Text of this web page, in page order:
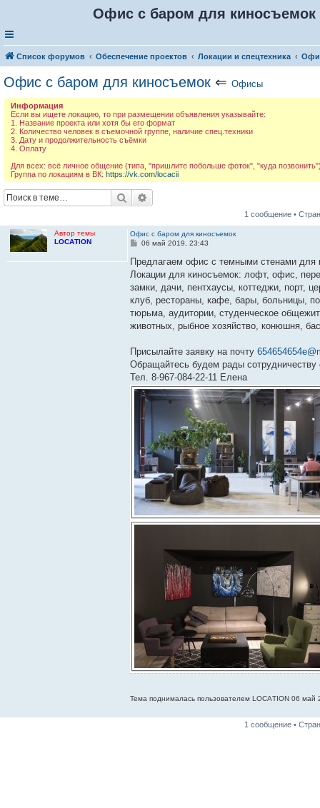
Офис с баром для киносъемок
Список форумов Обеспечение проектов Локации и спецтехника
Офис с баром для киносъемок ⇐ Офисы
Информация
Если вы ищете локацию, то при размещении объявления указывайте:
1. Название проекта или хотя бы его формат
2. Количество человек в съемочной группе, наличие спец.техники
3. Дату и продолжительность съёмки
4. Оплату
Для всех: всё личное общение (типа, "пришлите побольше фоток", "куда
Группа по локациям в ВК: https://vk.com/locacii
Поиск
1 сообщение •
Автор темы
LOСАTION
Офис с баром для киносъемок
С
о
щ
е
и
е
06 май 2019, 23:43
Предлагаем офис с темными стенами для
Локации для киносъемок: лофт, офис,
замки, дачи, пентхаусы, коттеджи, порт,
клуб, рестораны, кафе, бары, больницы,
тюрьма, аудитории, студенческое
животных, рыбное хозяйство, конюшня,
Присылайте заявку на почту
Обращайтесь будем рады
Тел. 8-967-084-22-11 Елена
Тема поднималась пользователем LOСАTION 06 май
1 сообщение •